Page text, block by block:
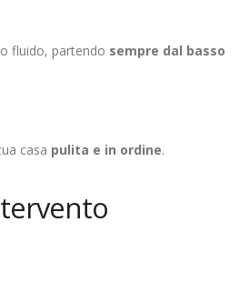
fluido, partendo sempre dal basso
casa pulita e in ordine.